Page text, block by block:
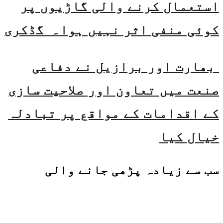
استعمال کرنے والی گاڑیوں پر
کوئی منفی اثر نہیں ہوا۔ گڈکری
بھارت اور برازیل نے دفاعی
صنعت میں تعاون اور صلاحیت سازی
کے اقدامات کے مواقع پر تبادلہ
خیال کیا
سب سے زیادہ پڑھی جانے والی